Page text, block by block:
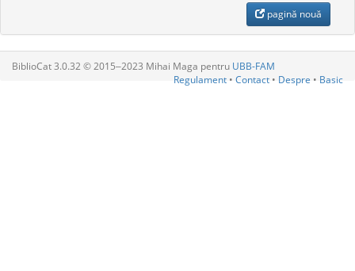
pagină nouă
BiblioCat 3.0.32 © 2015‒2023 Mihai Maga pentru UBB-FAM
Regulament • Contact • Despre • Basic